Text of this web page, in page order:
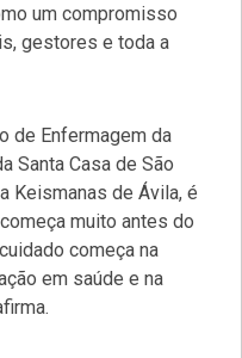
um compromisso
gestores e toda a
de Enfermagem da
Santa Casa de São
Keismanas de Ávila, é
muito antes do
começa na
em saúde e na